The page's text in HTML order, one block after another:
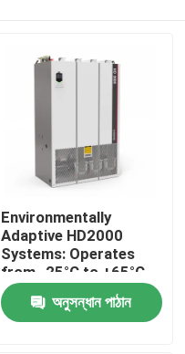
Environmentally
Adaptive HD2000
Systems: Operates
from -25°C to +65°C
and Humidity Up to
85%
অনুসন্ধান পাঠান